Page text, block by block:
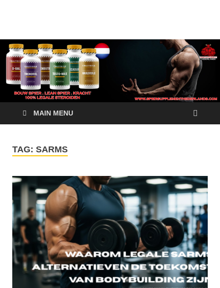
Crazy Bulk Nederland
– 100% Legale
Steroïden
Alternatieven
MAIN MENU
TAG: SARMS